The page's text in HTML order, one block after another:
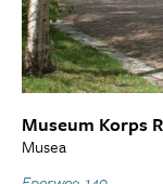
Museum Korps
Musea